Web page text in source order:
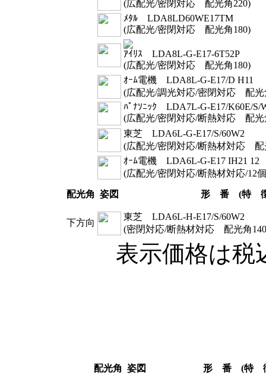
(広配光/密閉対応 配光角220)
ﾒﾀﾙ LDA8LD60WE17TM
(広配光/密閉対応 配光角180)
ｱｲﾘｽ LDA8L-G-E17-6T52P
(広配光/密閉対応 配光角180)
ｵｰﾑ電機 LDA8L-G-E17/D H11
(広配光/調光対応/密閉対応 配光
ﾊﾟﾅｿﾆｯｸ LDA7L-G-E17/K60E/S/
(広配光/密閉対応/断熱対応 配光
東芝 LDA6L-G-E17/S/60W2
(広配光/密閉対応/断熱材対応 配
ｵｰﾑ電機 LDA6L-G-E17 IH21 12
(広配光/密閉対応/断熱材対応/12
配光角 姿図 形 番 (特
下方向
東芝 LDA6L-H-E17/S/60W2
(密閉対応/断熱材対応 配光角140
表示価格は税
配光角 姿図 形 番 (特